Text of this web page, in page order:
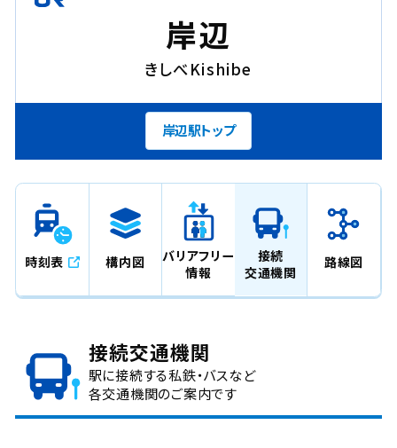
岸辺
きしべKishibe
岸辺駅トップ
時刻表 構内図
バリアフリー
情報
接続
交通機関
路線図
接続交通機関
駅に接続する私鉄・バスなど
各交通機関のご案内です